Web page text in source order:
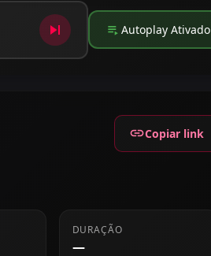
skip_next playlist_play Autoplay Ativado
linkCopiar link
DURAÇÃO
—